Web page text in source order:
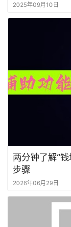
2025年09月10日
两分钟了解“
步骤
2026年06月29日